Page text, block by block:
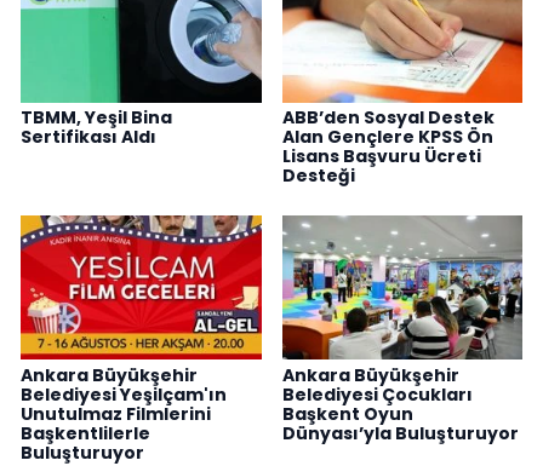
TBMM, Yeşil Bina
Sertifikası Aldı
ABB’den Sosyal Destek
Alan Gençlere KPSS Ön
Lisans Başvuru Ücreti
Desteği
Ankara Büyükşehir
Belediyesi Yeşilçam'ın
Unutulmaz Filmlerini
Başkentlilerle
Buluşturuyor
Ankara Büyükşehir
Belediyesi Çocukları
Başkent Oyun
Dünyası’yla Buluşturuyor